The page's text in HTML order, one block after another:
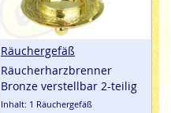
Räuchergefäß
Räucherharzbrenner
Bronze verstellbar 2-teilig
Inhalt: 1 Räuchergefäß